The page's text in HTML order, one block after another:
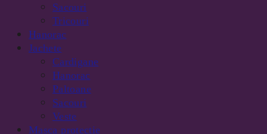
Sacouri
Tricouri
Hanorac
Jachete
Cardigane
Hanorac
Paltoane
Sacouri
Veste
Masca protectie